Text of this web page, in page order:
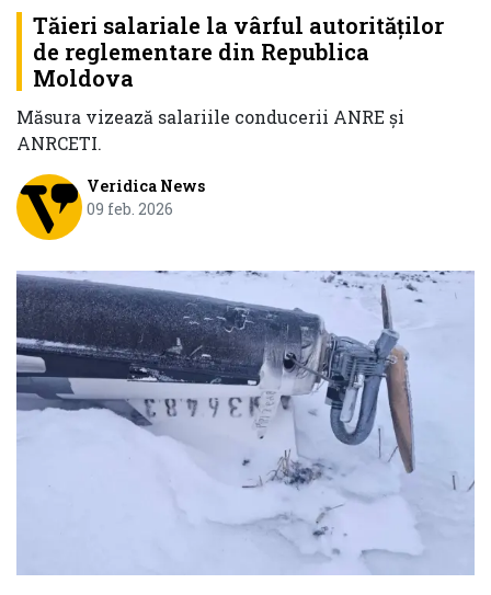
Tăieri salariale la vârful autorităților
de reglementare din Republica
Moldova
Măsura vizează salariile conducerii ANRE și
ANRCETI.
Veridica News
09 feb. 2026